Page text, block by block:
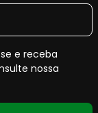
e receba
nossa